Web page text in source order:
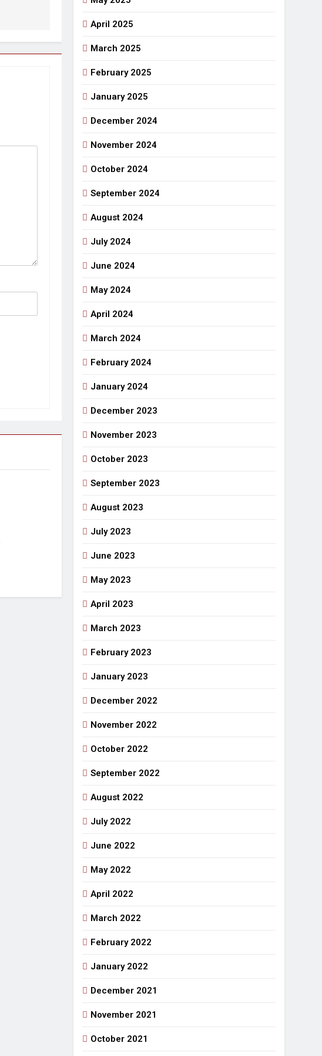
April 2025
March 2025
February 2025
January 2025
December 2024
November 2024
October 2024
September 2024
August 2024
July 2024
June 2024
May 2024
April 2024
March 2024
February 2024
January 2024
December 2023
November 2023
October 2023
September 2023
August 2023
July 2023
June 2023
May 2023
April 2023
March 2023
February 2023
January 2023
December 2022
November 2022
October 2022
September 2022
August 2022
July 2022
June 2022
May 2022
April 2022
March 2022
February 2022
January 2022
December 2021
November 2021
October 2021